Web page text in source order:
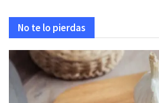
No te lo pierdas